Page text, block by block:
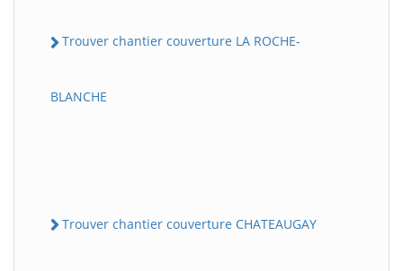
Trouver chantier couverture LA ROCHE-
BLANCHE
Trouver chantier couverture CHATEAUGAY